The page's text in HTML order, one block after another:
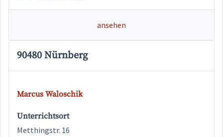
ansehen
90480 Nürnberg
Marcus Waloschik
Unterrichtsort
Metthingstr. 16